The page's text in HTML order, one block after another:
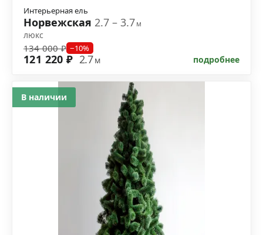
Интерьерная ель
Норвежская 2.7 – 3.7м
люкс
134 000 ₽ −10%
121 220 ₽ 2.7м подробнее
В наличии